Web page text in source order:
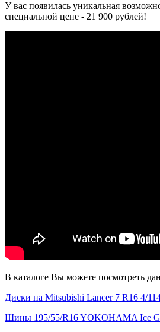
У вас появилась уникальная
специальной цене - 21 900 рублей!
В каталоге Вы можете посмотреть
Диски на Mitsubishi Lancer 7 R16 4/
Шины 195/55/R16 YOKOHAMA Ice